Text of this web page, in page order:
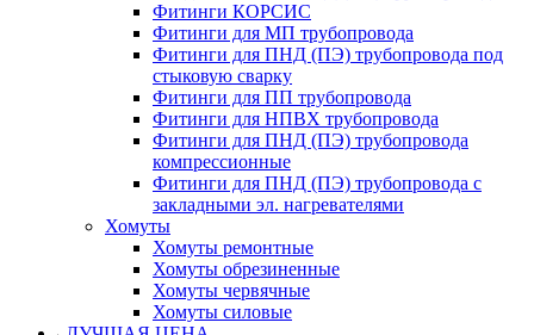
Фитинги КОРСИС
Фитинги для МП трубопровода
Фитинги для ПНД (ПЭ) трубопровода под
стыковую сварку
Фитинги для ПП трубопровода
Фитинги для НПВХ трубопровода
Фитинги для ПНД (ПЭ) трубопровода
компрессионные
Фитинги для ПНД (ПЭ) трубопровода с
закладными эл. нагревателями
Хомуты
Хомуты ремонтные
Хомуты обрезиненные
Хомуты червячные
Хомуты силовые